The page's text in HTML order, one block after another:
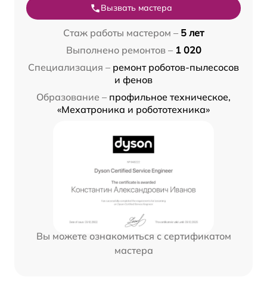
Вызвать мастера
Стаж работы мастером – 5 лет
Выполнено ремонтов – 1 020
Специализация – ремонт роботов-пылесосов
и фенов
Образование – профильное техническое,
«Мехатроника и робототехника»
Вы можете ознакомиться с сертификатом
мастера